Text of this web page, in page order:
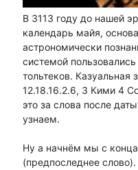
В 3113 году до нашей
календарь майя,
астрономически
системой
тольтеков. Казуальная
12.18.16.2.6, 3 Кими 4
это за слова после
узнаем.
Ну а начнём мы с
(предпоследнее